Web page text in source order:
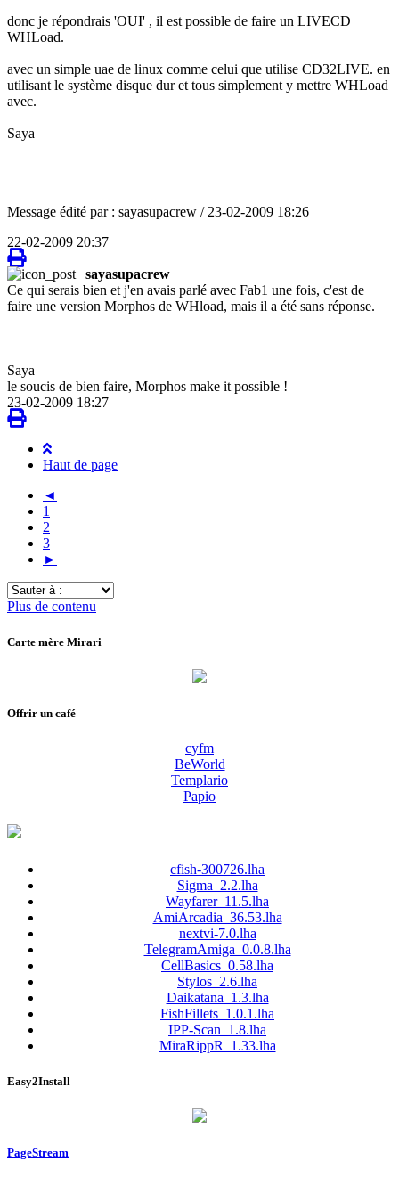
donc je répondrais 'OUI' , il est possible de faire un LIVECD
WHLoad.
avec un simple uae de linux comme celui que utilise CD32LIVE. en
utilisant le système disque dur et tous simplement y mettre WHLoad
avec.
Saya
Message édité par : sayasupacrew / 23-02-2009 18:26
22-02-2009 20:37
sayasupacrew
Ce qui serais bien et j'en avais parlé avec Fab1 une fois, c'est de
faire une version Morphos de WHload, mais il a été sans réponse.
Saya
le soucis de bien faire, Morphos make it possible !
23-02-2009 18:27
Haut de page
◄
1
2
3
►
Sauter
à
Plus de contenu
Carte mère Mirari
Offrir un café
cyfm
BeWorld
Templario
Papio
cfish-300726.lha
Sigma_2.2.lha
Wayfarer_11.5.lha
AmiArcadia_36.53.lha
nextvi-7.0.lha
TelegramAmiga_0.0.8.lha
CellBasics_0.58.lha
Stylos_2.6.lha
Daikatana_1.3.lha
FishFillets_1.0.1.lha
IPP-Scan_1.8.lha
MiraRippR_1.33.lha
Easy2Install
PageStream